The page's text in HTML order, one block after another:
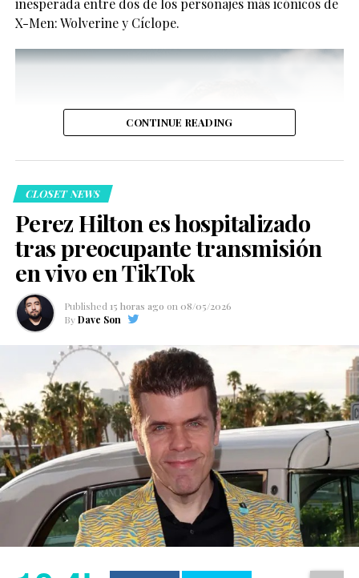
inesperada entre dos de los personajes más icónicos de
X-Men: Wolverine y Cíclope.
CONTINUE READING
CLOSET NEWS
Perez Hilton es hospitalizado
tras preocupante transmisión
en vivo en TikTok
Published 15 horas ago on 08/05/2026
By Dave Son